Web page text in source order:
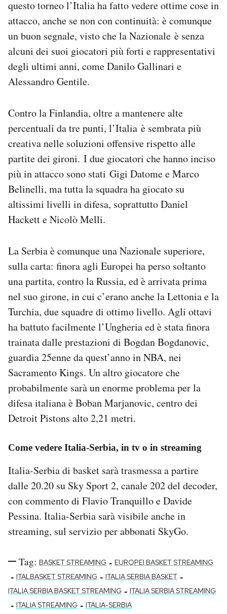
questo torneo l’Italia ha fatto vedere ottime cose in
attacco, anche se non con continuità: è comunque
un buon segnale, visto che la Nazionale è senza
alcuni dei suoi giocatori più forti e rappresentativi
degli ultimi anni, come Danilo Gallinari e
Alessandro Gentile.
Contro la Finlandia, oltre a mantenere alte
percentuali da tre punti, l’Italia è sembrata più
creativa nelle soluzioni offensive rispetto alle
partite dei gironi. I due giocatori che hanno inciso
più in attacco sono stati Gigi Datome e Marco
Belinelli, ma tutta la squadra ha giocato su
altissimi livelli in difesa, soprattutto Daniel
Hackett e Nicolò Melli.
La Serbia è comunque una Nazionale superiore,
sulla carta: finora agli Europei ha perso soltanto
una partita, contro la Russia, ed è arrivata prima
nel suo girone, in cui c’erano anche la Lettonia e la
Turchia, due squadre di ottimo livello. Agli ottavi
ha battuto facilmente l’Ungheria ed è stata finora
trainata dalle prestazioni di Bogdan Bogdanovic,
guardia 25enne da quest’anno in NBA, nei
Sacramento Kings. Un altro giocatore che
probabilmente sarà un enorme problema per la
difesa italiana è Boban Marjanovic, centro dei
Detroit Pistons alto 2,21 metri.
Come vedere Italia-Serbia, in tv o in streaming
Italia-Serbia di basket sarà trasmessa a partire
dalle 20.20 su Sky Sport 2, canale 202 del decoder,
con commento di Flavio Tranquillo e Davide
Pessina. Italia-Serbia sarà visibile anche in
streaming, sul servizio per abbonati SkyGo.
Tag: BASKET STREAMING - EUROPEI BASKET STREAMING
- ITALBASKET STREAMING - ITALIA SERBIA BASKET -
ITALIA SERBIA BASKET STREAMING - ITALIA SERBIA STREAMING
- ITALIA STREAMING - ITALIA-SERBIA